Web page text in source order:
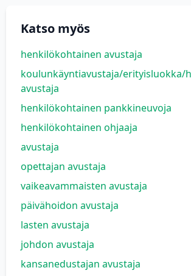
Katso myös
henkilökohtainen avustaja
koulunkäyntiavustaja/erityisluokka/
avustaja
henkilökohtainen pankkineuvoja
henkilökohtainen ohjaaja
avustaja
opettajan avustaja
vaikeavammaisten avustaja
päivähoidon avustaja
lasten avustaja
johdon avustaja
kansanedustajan avustaja